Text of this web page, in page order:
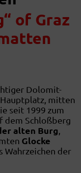
of Graz
Dolomit-
mitten
seit 1999 zum
dem Schloßberg
alten Burg
Glocke
Wahrzeichen der